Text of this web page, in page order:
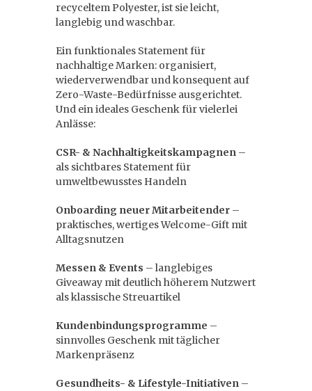
recyceltem Polyester, ist sie leicht,
langlebig und waschbar.
Ein funktionales Statement für
nachhaltige Marken: organisiert,
wiederverwendbar und konsequent auf
Zero-Waste-Bedürfnisse ausgerichtet.
Und ein ideales Geschenk für vielerlei
Anlässe:
CSR- & Nachhaltigkeitskampagnen –
als sichtbares Statement für
umweltbewusstes Handeln
Onboarding neuer Mitarbeitender –
praktisches, wertiges Welcome-Gift mit
Alltagsnutzen
Messen & Events – langlebiges
Giveaway mit deutlich höherem Nutzwert
als klassische Streuartikel
Kundenbindungsprogramme –
sinnvolles Geschenk mit täglicher
Markenpräsenz
Gesundheits- & Lifestyle-Initiativen –